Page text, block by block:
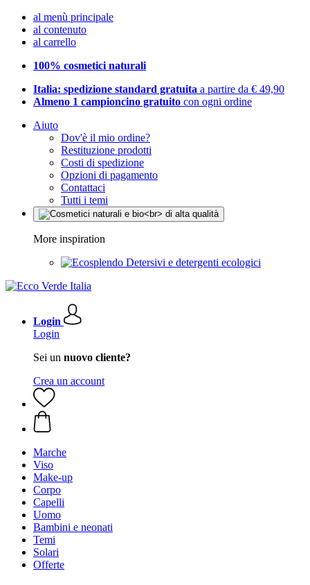
al menù principale
al contenuto
al carrello
100% cosmetici naturali
Italia: spedizione standard gratuita a partire da € 49,90
Almeno 1 campioncino gratuito con ogni ordine
Aiuto
Dov'è il mio ordine?
Restituzione prodotti
Costi di spedizione
Opzioni di pagamento
Contattaci
Tutti i temi
More inspiration
Detersivi e detergenti ecologici
Login
Login
Sei un nuovo cliente?
Crea un account
Marche
Viso
Make-up
Corpo
Capelli
Uomo
Bambini e neonati
Temi
Solari
Offerte